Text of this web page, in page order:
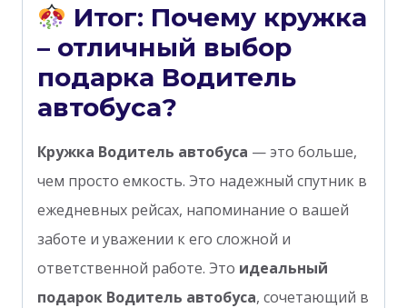
Итог: Почему кружка
– отличный выбор
подарка Водитель
автобуса?
Кружка Водитель автобуса — это больше,
чем просто емкость. Это надежный спутник в
ежедневных рейсах, напоминание о вашей
заботе и уважении к его сложной и
ответственной работе. Это идеальный
подарок Водитель автобуса, сочетающий в